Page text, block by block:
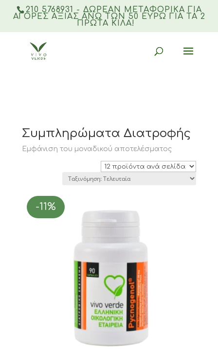
210 5768931 - ΔΩΡΕΑΝ ΜΕΤΑΦΟΡΙΚΆ ΓΙΑ
ΑΓΟΡΈΣ ΑΞΊΑΣ ΆΝΩ ΤΩΝ 50 ΕΥΡΏ ΓΙΑ ΤΑ 2
ΠΡΏΤΑ ΚΙΛΆ!
Συμπληρώματα Διατροφής
Εμφάνιση του μοναδικού αποτελέσματος
-11%